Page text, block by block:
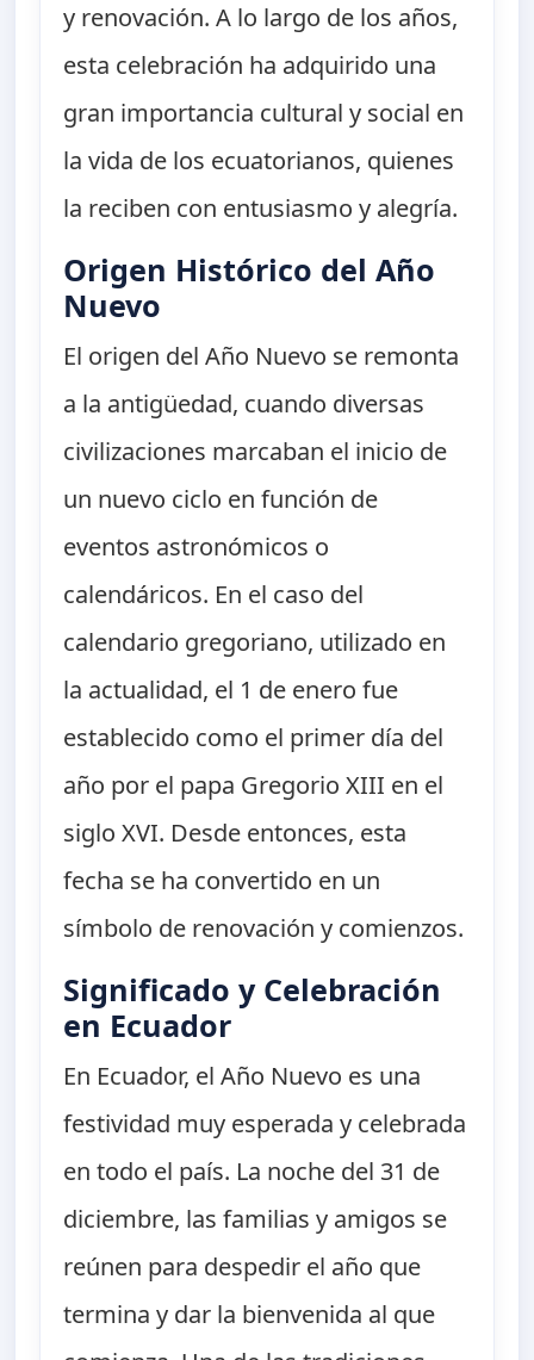
y renovación. A lo largo de los años,
esta celebración ha adquirido una
gran importancia cultural y social en
la vida de los ecuatorianos, quienes
la reciben con entusiasmo y alegría.
Origen Histórico del Año
Nuevo
El origen del Año Nuevo se remonta
a la antigüedad, cuando diversas
civilizaciones marcaban el inicio de
un nuevo ciclo en función de
eventos astronómicos o
calendáricos. En el caso del
calendario gregoriano, utilizado en
la actualidad, el 1 de enero fue
establecido como el primer día del
año por el papa Gregorio XIII en el
siglo XVI. Desde entonces, esta
fecha se ha convertido en un
símbolo de renovación y comienzos.
Significado y Celebración
en Ecuador
En Ecuador, el Año Nuevo es una
festividad muy esperada y celebrada
en todo el país. La noche del 31 de
diciembre, las familias y amigos se
reúnen para despedir el año que
termina y dar la bienvenida al que